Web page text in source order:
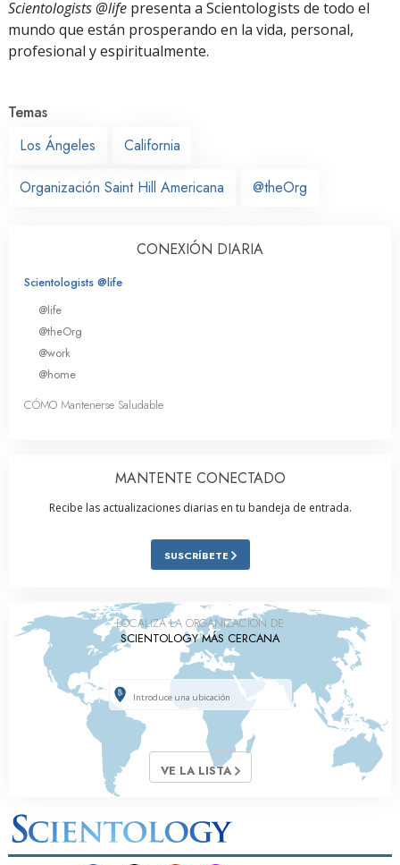
Scientologists @life presenta a Scientologists de todo el
mundo que están prosperando en la vida, personal,
profesional y espiritualmente.
Temas
Los Ángeles
California
Organización Saint Hill Americana @theOrg
CONEXIÓN DIARIA
Scientologists @life
@life
@theOrg
@work
@home
CÓMO Mantenerse Saludable
MANTENTE CONECTADO
Recibe las actualizaciones diarias en tu bandeja de entrada.
SUSCRÍBETE
LOCALIZA LA ORGANIZACIÓN DE
SCIENTOLOGY MÁS CERCANA
VE LA LISTA